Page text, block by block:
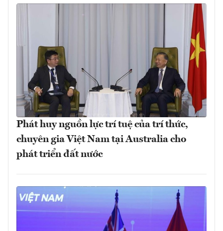
Phát huy nguồn lực trí tuệ của trí thức,
chuyên gia Việt Nam tại Australia cho
phát triển đất nước